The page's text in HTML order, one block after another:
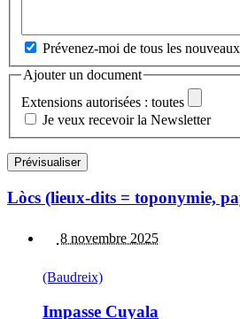
Prévenez-moi de tous les
Ajouter un document
Extensions autorisées : toutes
Je veux recevoir la Newsletter
Lòcs (lieux-dits = toponymie,
8 novembre 2025
(Baudreix)
Impasse Cuyala